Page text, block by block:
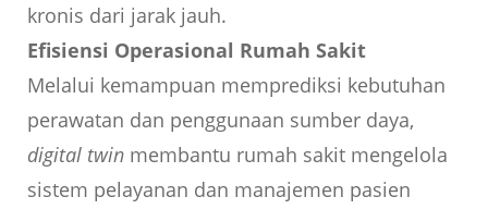
kronis dari jarak jauh.
Efisiensi Operasional Rumah Sakit
Melalui kemampuan memprediksi kebutuhan
perawatan dan penggunaan sumber daya,
digital twin membantu rumah sakit mengelola
sistem pelayanan dan manajemen pasien